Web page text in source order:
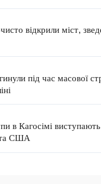
відкрили міст,
під час масової
в Кагосімі
та США